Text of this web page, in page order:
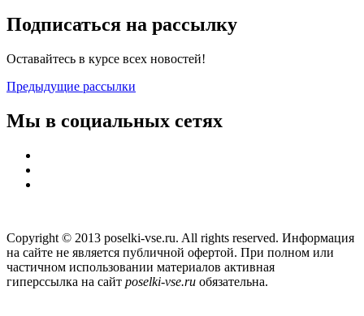
Подписаться на рассылку
Оставайтесь в курсе всех новостей!
Предыдущие рассылки
Мы в социальных сетях
Copyright © 2013 poselki-vse.ru. All rights reserved. Информация
на сайте не является публичной офертой. При полном или
частичном использовании материалов активная
гиперссылка на сайт poselki-vse.ru​ обязательна.